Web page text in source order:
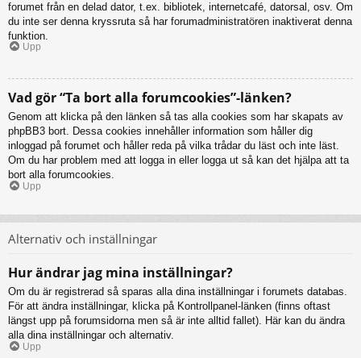
forumet från en delad dator, t.ex. bibliotek, internetcafé, datorsal, osv. Om
du inte ser denna kryssruta så har forumadministratören inaktiverat denna
funktion.
Upp
Vad gör “Ta bort alla forumcookies”-länken?
Genom att klicka på den länken så tas alla cookies som har skapats av
phpBB3 bort. Dessa cookies innehåller information som håller dig
inloggad på forumet och håller reda på vilka trådar du läst och inte läst.
Om du har problem med att logga in eller logga ut så kan det hjälpa att ta
bort alla forumcookies.
Upp
Alternativ och inställningar
Hur ändrar jag mina inställningar?
Om du är registrerad så sparas alla dina inställningar i forumets databas.
För att ändra inställningar, klicka på Kontrollpanel-länken (finns oftast
längst upp på forumsidorna men så är inte alltid fallet). Här kan du ändra
alla dina inställningar och alternativ.
Upp